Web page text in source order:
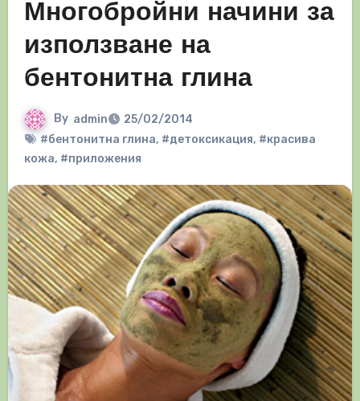
Многобройни начини за
използване на
бентонитна глина
By admin
25/02/2014
#бентонитна глина, #детоксикация, #красива
кожа, #приложения